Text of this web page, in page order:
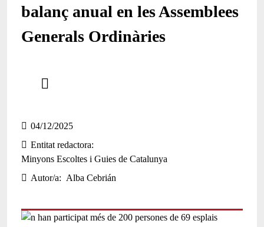
balanç anual en les Assemblees
Generals Ordinàries
04/12/2025
Entitat redactora
Minyons Escoltes i Guies de Catalunya
Autor/a
Alba Cebrián